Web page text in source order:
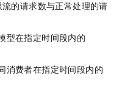
流的请求数与正常处理的请
型在指定时间段内的
消费者在指定时间段内的